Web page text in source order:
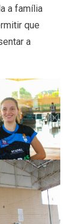
a família
que
a